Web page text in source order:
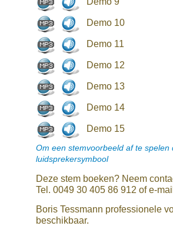
Demo 10
Demo 11
Demo 12
Demo 13
Demo 14
Demo 15
Om een stemvoorbeeld af te spelen
luidsprekersymbool
Deze stem boeken? Neem
Tel. 0049 30 405 86 912 of e-
Boris Tessmann professionele
beschikbaar.